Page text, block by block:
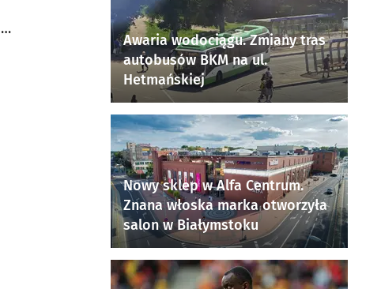
Awaria wodociągu. Zmiany tras
autobusów BKM na ul.
Hetmańskiej
Nowy sklep w Alfa Centrum.
Znana włoska marka otworzyła
salon w Białymstoku